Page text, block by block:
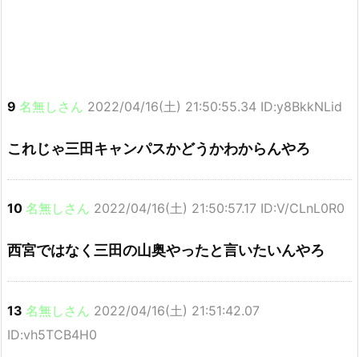
9 名無しさん 2022/04/16(土) 21:50:55.34 ID:y8BkkNLid
これじゃ三田キャンパスかどうかわからんやろ
10 名無しさん 2022/04/16(土) 21:50:57.17 ID:V/CLnL0R0
西宮ではなく三田の山奥やったと言いたいんやろ
13 名無しさん 2022/04/16(土) 21:51:42.07
ID:vh5TCB4H0